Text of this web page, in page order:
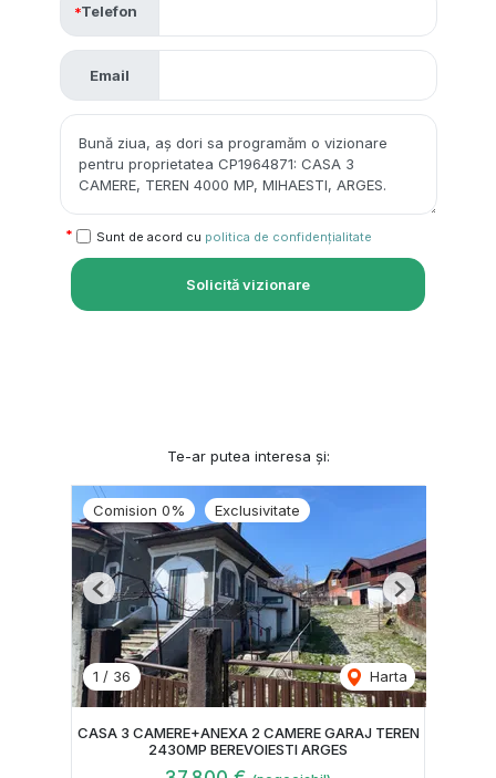
Telefon
Email
Sunt de acord cu politica de confidențialitate
Solicită vizionare
Te-ar putea interesa și:
Comision 0% Exclusivitate
1 / 36 Harta
Previous Next
CASA 3 CAMERE+ANEXA 2 CAMERE GARAJ TEREN
2430MP BEREVOIESTI ARGES